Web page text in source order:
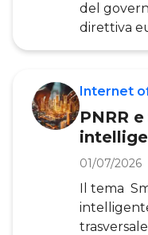
del
direttiva
consumo
un
del BNPL
insieme
le
regolamentazione. Il
Internet
PNRR
01/07/2026
Il tema